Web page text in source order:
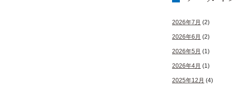
2026年7月 (2)
2026年6月 (2)
2026年5月 (1)
2026年4月 (1)
2025年12月 (4)